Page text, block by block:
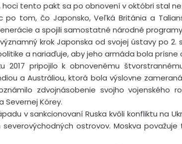
hoci tento pakt sa po obnovení v októbri stal
po tom, čo Japonsko, Veľká Británia a
a spojili samostatné národné
krok Japonska od svojej ústavy po 2.
a nariaďuje, aby jeho armáda bola prísne
2017 pripojilo k obnovenému
a Austráliou, ktorá bola výslovne
zdvojnásobenie svojho vojenského
Severnej Kórey.
v sankcionovaní Ruska kvôli konfliktu na
ostrovov. Moskva